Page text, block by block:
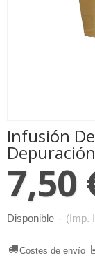
Infusión
Depuración
7,50
Disponible - (Imp.
Costes de envío